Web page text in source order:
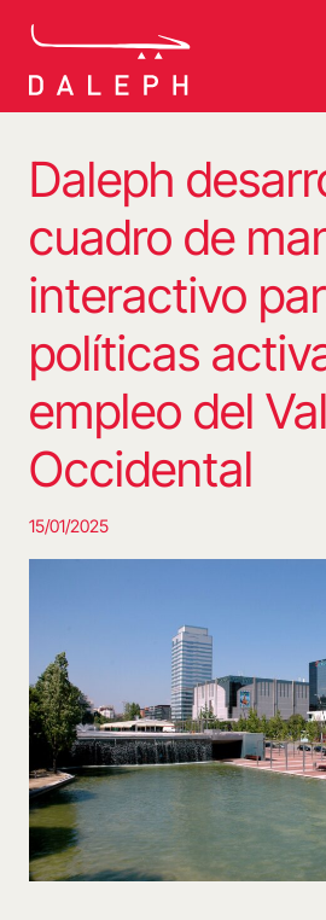
Daleph
cuadro de
interactivo
políticas
empleo del
Occidental
15/01/2025